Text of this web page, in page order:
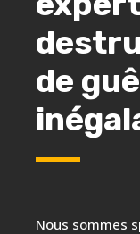
de
Nous sommes